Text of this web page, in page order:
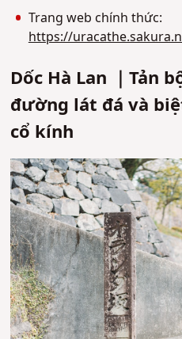
Trang web chính thức:
https://
Dốc Hà Lan ｜Tản
đường lát đá và
cổ kính